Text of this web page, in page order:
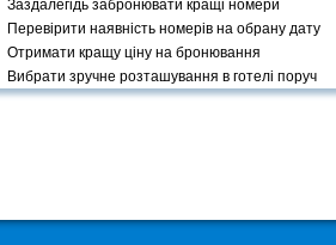
Заздалегідь забронювати кращі номери
Перевірити наявність номерів на обрану дату
Отримати кращу ціну на бронювання
Вибрати зручне розташування в готелі поруч